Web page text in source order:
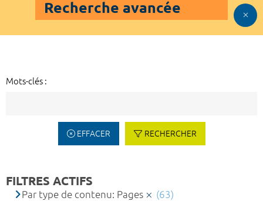
Recherche avancée
Mots-clés :
EFFACER RECHERCHER
FILTRES ACTIFS
Par type de contenu: Pages
(63)